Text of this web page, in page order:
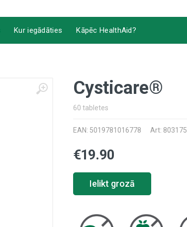
Kur iegādāties Kāpēc HealthAid?
Cysticare®
60 tabletes
EAN: 5019781016778 Art: 803175
€19.90
Ielikt grozā